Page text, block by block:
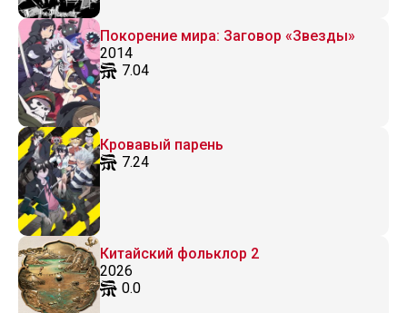
Покорение мира: Заговор «Звезды»
2014
7.04
Кровавый парень
7.24
Китайский фольклор 2
2026
0.0